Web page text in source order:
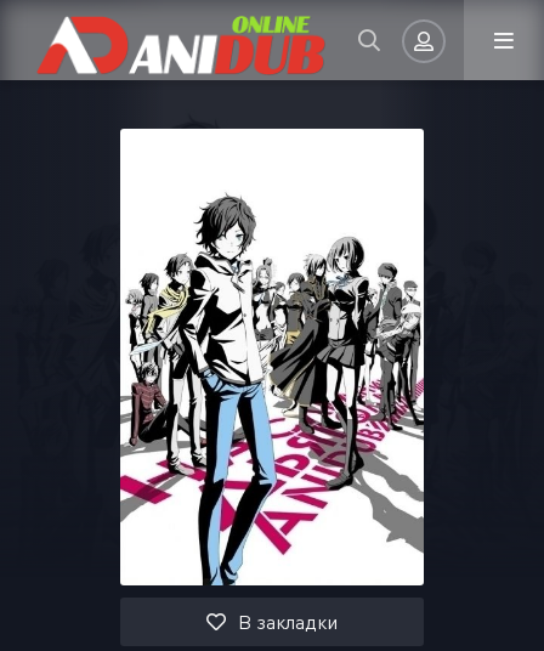
Запомнить
ВОЙТИ НА САЙТ
Регистрация Восстановить пароль
Или войти через
В закладки